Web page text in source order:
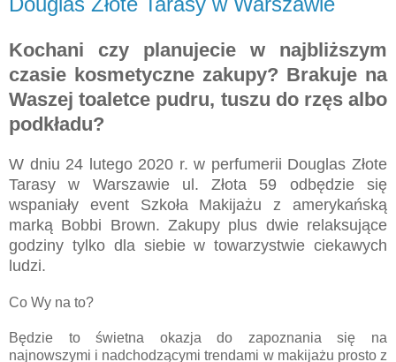
Kochani czy planujecie w najbliższym
czasie kosmetyczne zakupy? Brakuje na
Waszej toaletce pudru, tuszu do rzęs albo
podkładu?
W dniu 24 lutego 2020 r. w perfumerii Douglas Złote
Tarasy w Warszawie ul. Złota 59 odbędzie się
wspaniały event Szkoła Makijażu z amerykańską
marką Bobbi Brown. Zakupy plus dwie relaksujące
godziny tylko dla siebie w towarzystwie ciekawych
ludzi.
Co Wy na to?
Będzie to świetna okazja do zapoznania się na
najnowszymi i nadchodzącymi trendami w makijażu prosto z